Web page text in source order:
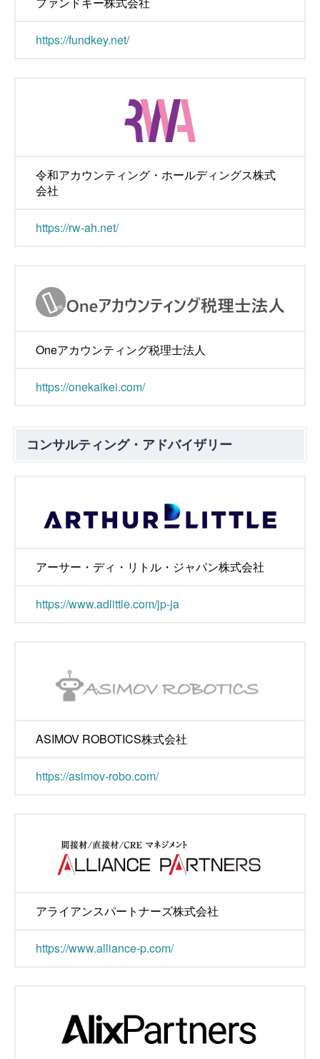
https://fundkey.net/
令和アカウンティング・ホールディングス株式
会社
https://rw-ah.net/
Oneアカウンティング税理士法人
https://onekaikei.com/
コンサルティング・アドバイザリー
アーサー・ディ・リトル・ジャパン株式会社
https://www.adlittle.com/jp-ja
ASIMOV ROBOTICS株式会社
https://asimov-robo.com/
アライアンスパートナーズ株式会社
https://www.alliance-p.com/